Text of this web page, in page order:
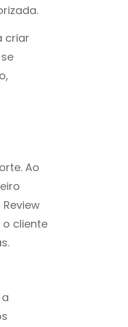
criar
Ao
cliente